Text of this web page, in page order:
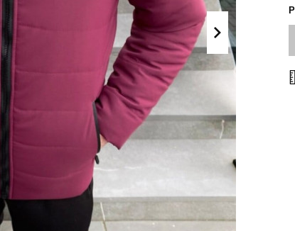
Літні комплекти
Комбінезони
Спортивні
костюми
Кежуал
Поло
Сорочки
Футболки
Майки
ХУДІ, СВІТШОТИ, СВЕТРИ
Кофти
Світшоти
Худі